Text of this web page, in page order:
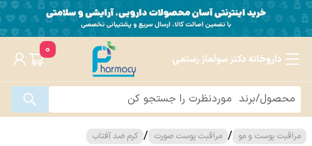
داروخانه دکتر سولماز رستمی
0
مراقبت پوست و مو / مراقبت پوست صورت / کرم ضد آفتاب